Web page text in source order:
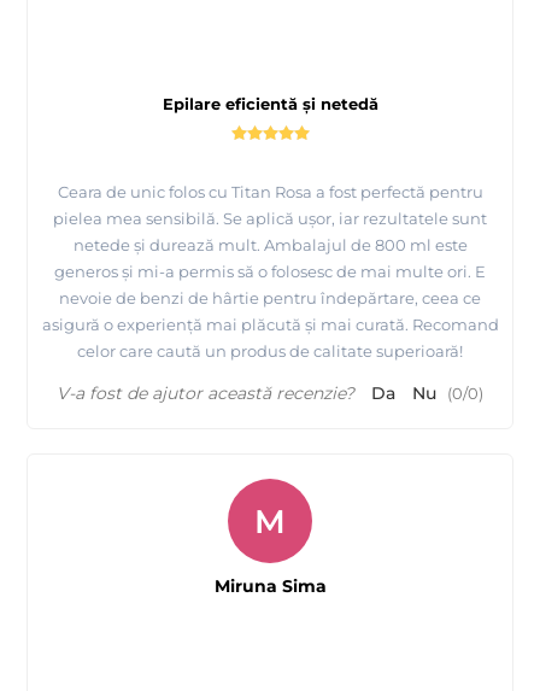
Epilare eficientă și netedă
Ceara de unic folos cu Titan Rosa a fost perfectă pentru
pielea mea sensibilă. Se aplică ușor, iar rezultatele sunt
netede și durează mult. Ambalajul de 800 ml este
generos și mi-a permis să o folosesc de mai multe ori. E
nevoie de benzi de hârtie pentru îndepărtare, ceea ce
asigură o experiență mai plăcută și mai curată. Recomand
celor care caută un produs de calitate superioară!
V-a fost de ajutor această recenzie? Da Nu (0/0)
M
Miruna Sima